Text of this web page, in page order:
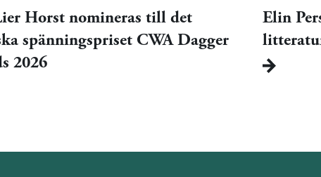
Horst nomineras till det
spänningspriset CWA Dagger
2026
Elin